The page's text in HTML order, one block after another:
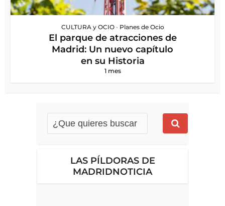
CULTURA y OCIO • Planes de Ocio
El parque de atracciones de
Madrid: Un nuevo capítulo
en su Historia
1 mes
LAS PÍLDORAS DE
MADRIDNOTICIA